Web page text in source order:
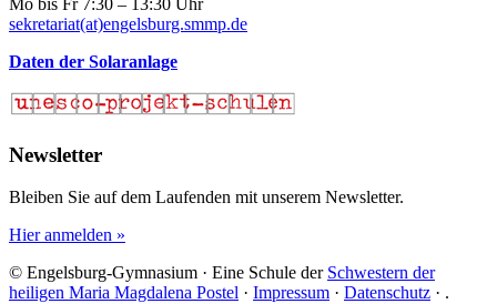
sekretariat(at)engelsburg.smmp.de
Daten der Solaranlage
Newsletter
Bleiben Sie auf dem Laufenden mit unserem Newsletter.
Hier anmelden »
© Engelsburg-Gymnasium · Eine Schule der Schwestern der
heiligen Maria Magdalena Postel · Impressum · Datenschutz · .